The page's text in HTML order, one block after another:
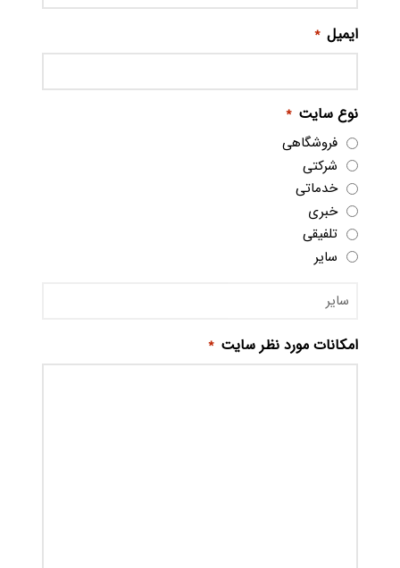
ایمیل *
نوع سایت *
فروشگاهی
شرکتی
خدماتی
خبری
تلفیقی
سایر
امکانات مورد نظر سایت *